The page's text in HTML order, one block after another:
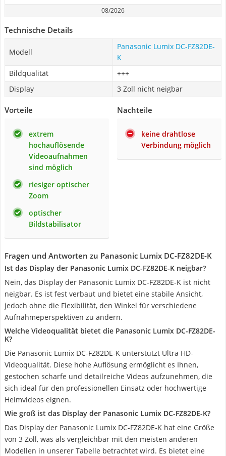
08/2026
Technische Details
Modell
Panasonic Lumix DC-FZ82DE-
K
Bildqualität
+++
Display
3 Zoll nicht neigbar
Vorteile
extrem
hochauflösende
Videoaufnahmen
sind möglich
riesiger optischer
Zoom
optischer
Bildstabilisator
Nachteile
keine drahtlose
Verbindung möglich
Fragen und Antworten zu Panasonic Lumix DC-FZ82DE-K
Ist das Display der Panasonic Lumix DC-FZ82DE-K neigbar?
Nein, das Display der Panasonic Lumix DC-FZ82DE-K ist nicht
neigbar. Es ist fest verbaut und bietet eine stabile Ansicht,
jedoch ohne die Flexibilität, den Winkel für verschiedene
Aufnahmeperspektiven zu ändern.
Welche Videoqualität bietet die Panasonic Lumix DC-FZ82DE-
K?
Die Panasonic Lumix DC-FZ82DE-K unterstützt Ultra HD-
Videoqualität. Diese hohe Auflösung ermöglicht es Ihnen,
gestochen scharfe und detailreiche Videos aufzunehmen, die
sich ideal für den professionellen Einsatz oder hochwertige
Heimvideos eignen.
Wie groß ist das Display der Panasonic Lumix DC-FZ82DE-K?
Das Display der Panasonic Lumix DC-FZ82DE-K hat eine Größe
von 3 Zoll, was als vergleichbar mit den meisten anderen
Modellen in unserer Tabelle betrachtet wird. Es bietet eine